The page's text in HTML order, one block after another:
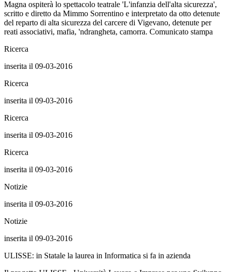
Magna ospiterà lo spettacolo teatrale 'L'infanzia dell'alta sicurezza',
scritto e diretto da Mimmo Sorrentino e interpretato da otto detenute
del reparto di alta sicurezza del carcere di Vigevano, detenute per
reati associativi, mafia, 'ndrangheta, camorra. Comunicato stampa
Ricerca
inserita il 09-03-2016
Ricerca
inserita il 09-03-2016
Ricerca
inserita il 09-03-2016
Ricerca
inserita il 09-03-2016
Notizie
inserita il 09-03-2016
Notizie
inserita il 09-03-2016
ULISSE: in Statale la laurea in Informatica si fa in azienda